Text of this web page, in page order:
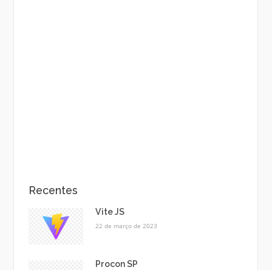
Recentes
Vite JS
22 de março de 2023
Procon SP